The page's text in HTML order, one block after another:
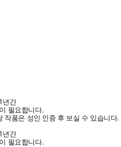
년간
필요합니다.
작품은 성인 인증 후 보실 수 있습니다.
년간
필요합니다.